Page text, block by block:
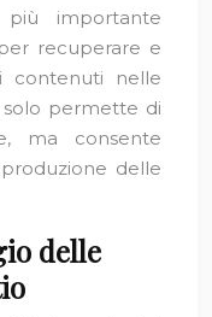
più importante
recuperare e
contenuti nelle
permette di
ma consente
delle
delle